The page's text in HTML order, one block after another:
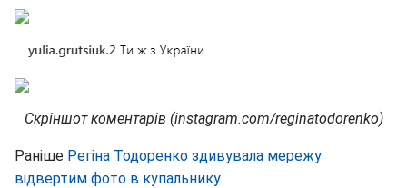
Скріншот коментарів (instagram.com/reginatodorenko)
Раніше Регіна Тодоренко здивувала мережу
відвертим фото в купальнику.